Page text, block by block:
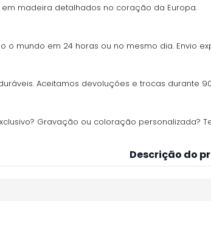
madeira detalhados no coração da Europa.
o mundo em 24 horas ou no mesmo dia. Envio
Aceitamos devoluções e trocas durante
Gravação ou coloração personalizada?
Descrição do